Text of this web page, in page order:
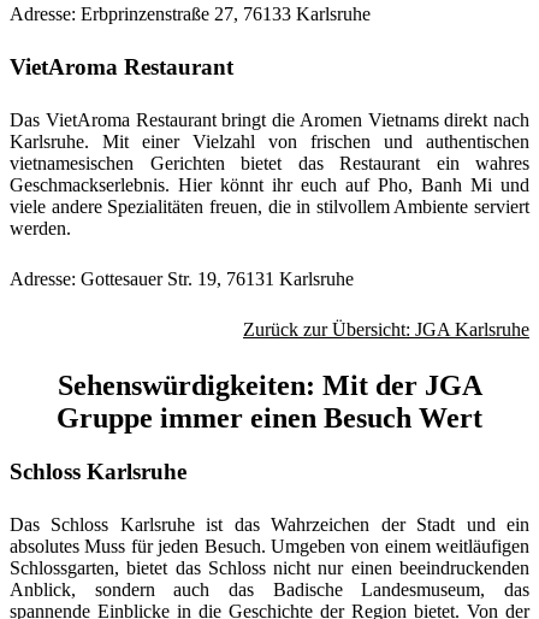
Adresse: Erbprinzenstraße 27, 76133 Karlsruhe
VietAroma Restaurant
Das VietAroma Restaurant bringt die Aromen Vietnams direkt nach
Karlsruhe. Mit einer Vielzahl von frischen und authentischen
vietnamesischen Gerichten bietet das Restaurant ein wahres
Geschmackserlebnis. Hier könnt ihr euch auf Pho, Banh Mi und
viele andere Spezialitäten freuen, die in stilvollem Ambiente serviert
werden.
Adresse: Gottesauer Str. 19, 76131 Karlsruhe
Zurück zur Übersicht: JGA Karlsruhe
Sehenswürdigkeiten: Mit der JGA
Gruppe immer einen Besuch Wert
Schloss Karlsruhe
Das Schloss Karlsruhe ist das Wahrzeichen der Stadt und ein
absolutes Muss für jeden Besuch. Umgeben von einem weitläufigen
Schlossgarten, bietet das Schloss nicht nur einen beeindruckenden
Anblick, sondern auch das Badische Landesmuseum, das
spannende Einblicke in die Geschichte der Region bietet. Von der